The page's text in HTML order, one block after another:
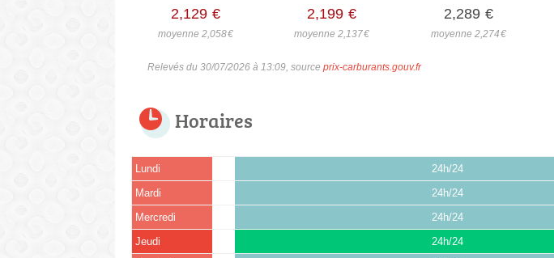
2,129 €
moyenne 2,058€
2,199 €
moyenne 2,137€
2,289 €
moyenne 2,274€
Relevés du 30/07/2026 à 13:09, source prix-carburants.gouv.fr
Horaires
Lundi 24h/24
Mardi 24h/24
Mercredi 24h/24
Jeudi 24h/24